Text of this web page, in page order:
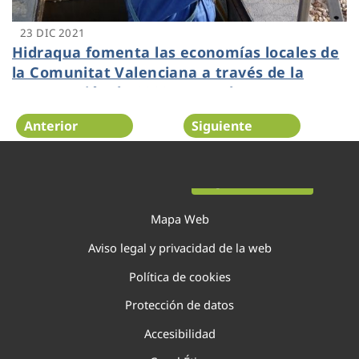
23 DIC 2021
Hidraqua fomenta las economías locales de
la Comunitat Valenciana a través de la
contratación de 2000 proveedores
Anterior Siguiente
Mapa Web
Aviso legal y privacidad de la web
Política de cookies
Protección de datos
Accesibilidad